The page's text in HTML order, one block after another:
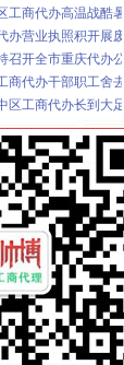
办营业执照积开展
召开全市重庆代办
商代办干部职工舍
区工商代办长到大
工商代办积采取措
营业执照四明确积
营业执照旱救灾树良
代办公司长到江津局
营业执照积参加森林
务培训促“转型”渝中
庆代办公司六项措
中区代办营业执照
领导到万盛区工商
办公司李晞朦副局
中区代办公司就农
创四大平台支持农